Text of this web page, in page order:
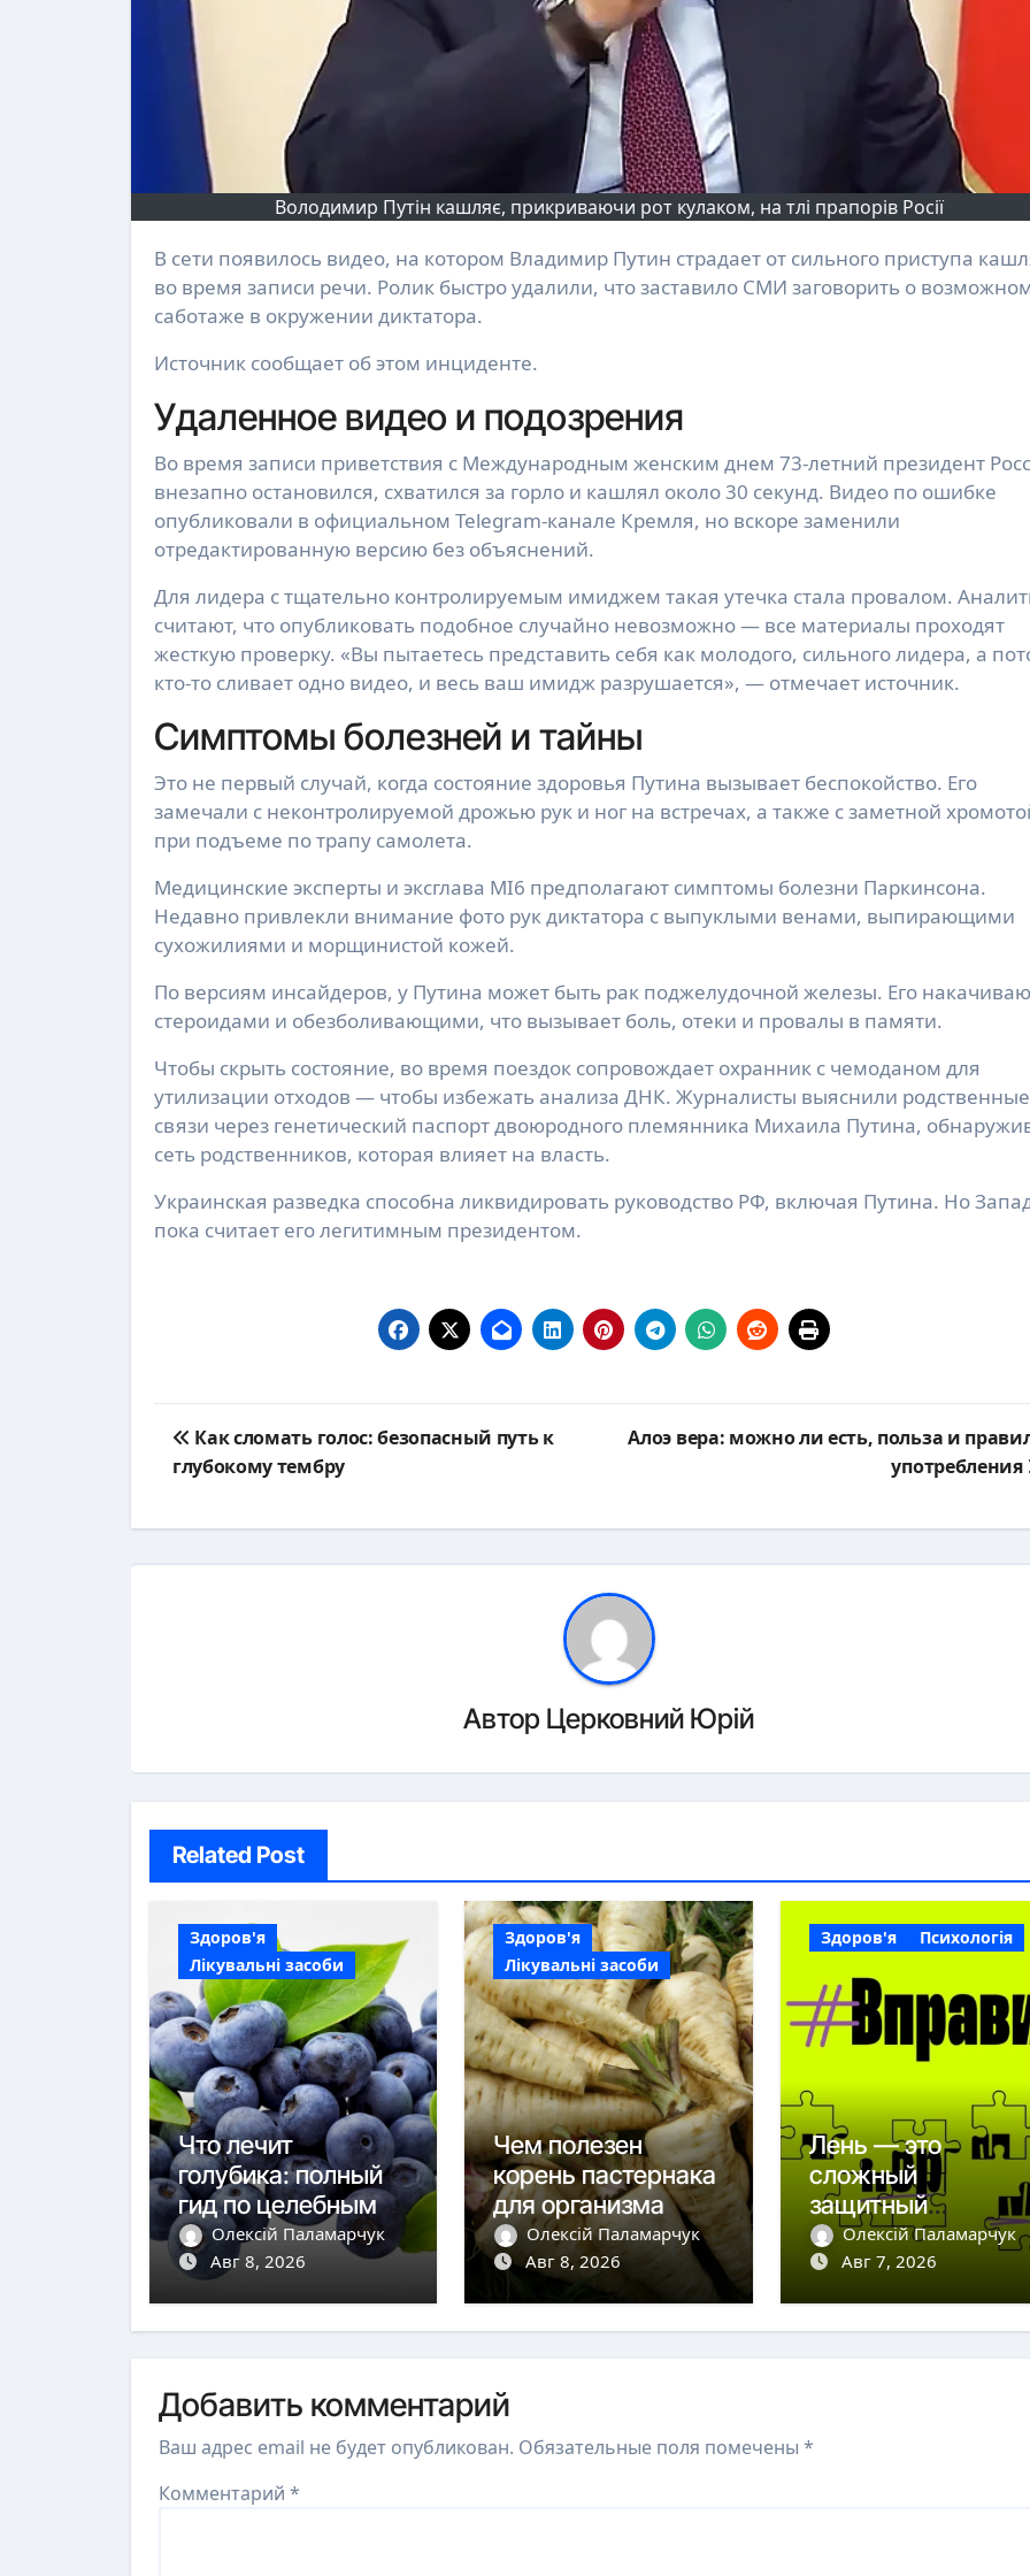
Володимир Путін кашляє, прикриваючи рот кулаком, на тлі прапорів Росії
В сети появилось видео, на котором Владимир Путин страдает от сильного приступа кашля
во время записи речи. Ролик быстро удалили, что заставило СМИ заговорить о
саботаже в окружении диктатора.
Источник сообщает об этом инциденте.
Удаленное видео и подозрения
Во время записи приветствия с Международным женским днем 73-летний президент
внезапно остановился, схватился за горло и кашлял около 30 секунд. Видео по ошибке
опубликовали в официальном Telegram-канале Кремля, но вскоре заменили
отредактированную версию без объяснений.
Для лидера с тщательно контролируемым имиджем такая утечка стала провалом.
считают, что опубликовать подобное случайно невозможно — все материалы проходят
жесткую проверку. «Вы пытаетесь представить себя как молодого, сильного лидера, а
кто-то сливает одно видео, и весь ваш имидж разрушается», — отмечает источник.
Симптомы болезней и тайны
Это не первый случай, когда состояние здоровья Путина вызывает беспокойство. Его
замечали с неконтролируемой дрожью рук и ног на встречах, а также с заметной
при подъеме по трапу самолета.
Медицинские эксперты и эксглава MI6 предполагают симптомы болезни Паркинсона.
Недавно привлекли внимание фото рук диктатора с выпуклыми венами, выпирающими
сухожилиями и морщинистой кожей.
По версиям инсайдеров, у Путина может быть рак поджелудочной железы. Его
стероидами и обезболивающими, что вызывает боль, отеки и провалы в памяти.
Чтобы скрыть состояние, во время поездок сопровождает охранник с чемоданом для
утилизации отходов — чтобы избежать анализа ДНК. Журналисты выяснили родственные
связи через генетический паспорт двоюродного племянника Михаила Путина,
сеть родственников, которая влияет на власть.
Украинская разведка способна ликвидировать руководство РФ, включая Путина. Но
пока считает его легитимным президентом.
Навигация
по
Как сломать голос: безопасный путь к
глубокому тембру
Алоэ вера: можно ли есть, польза и
употребления
Автор Церковний Юрій
Related Post
Здоров'я
Лікувальні засоби
Что лечит
голубика: полный
гид по целебным
свойствам ягоды
Олексій Паламарчук
Авг 8, 2026
Здоров'я
Лікувальні засоби
Чем полезен
корень пастернака
для организма
Олексій Паламарчук
Авг 8, 2026
Здоров'я Психологія
Лень — это
сложный
защитный
механизм психики
и тела
Олексій Паламарчук
Авг 7, 2026
Добавить комментарий
Ваш адрес email не будет опубликован. Обязательные поля помечены *
Комментарий *